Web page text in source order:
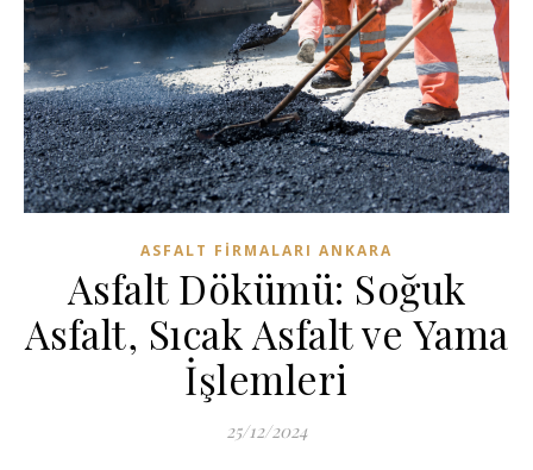
ASFALT FIRMALARI ANKARA
Asfalt Dökümü: Soğuk
Asfalt, Sıcak Asfalt ve Yama
İşlemleri
25/12/2024